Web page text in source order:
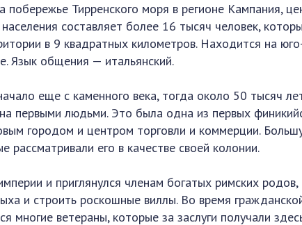
Тирренского моря в регионе Кампания,
составляет более 16 тысяч человек,
в 9 квадратных километров. Находится на
Язык общения — итальянский.
еще с каменного века, тогда около 50 тысяч
первыми людьми. Это была одна из первых
городом и центром торговли и коммерции.
рассматривали его в качестве своей колонии.
и приглянулся членам богатых римских родов,
и строить роскошные виллы. Во время
многие ветераны, которые за заслуги получали